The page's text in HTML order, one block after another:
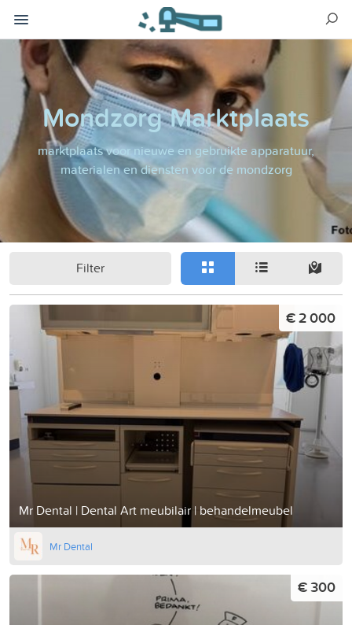
Mondzorg Marktplaats
marktplaats voor nieuwe en gebruikte apparatuur,
materialen en diensten voor de mondzorg
Filter
Mr Dental | Dental Art meubilair | behandelmeubel
€ 2 000
Mr Dental
€ 300